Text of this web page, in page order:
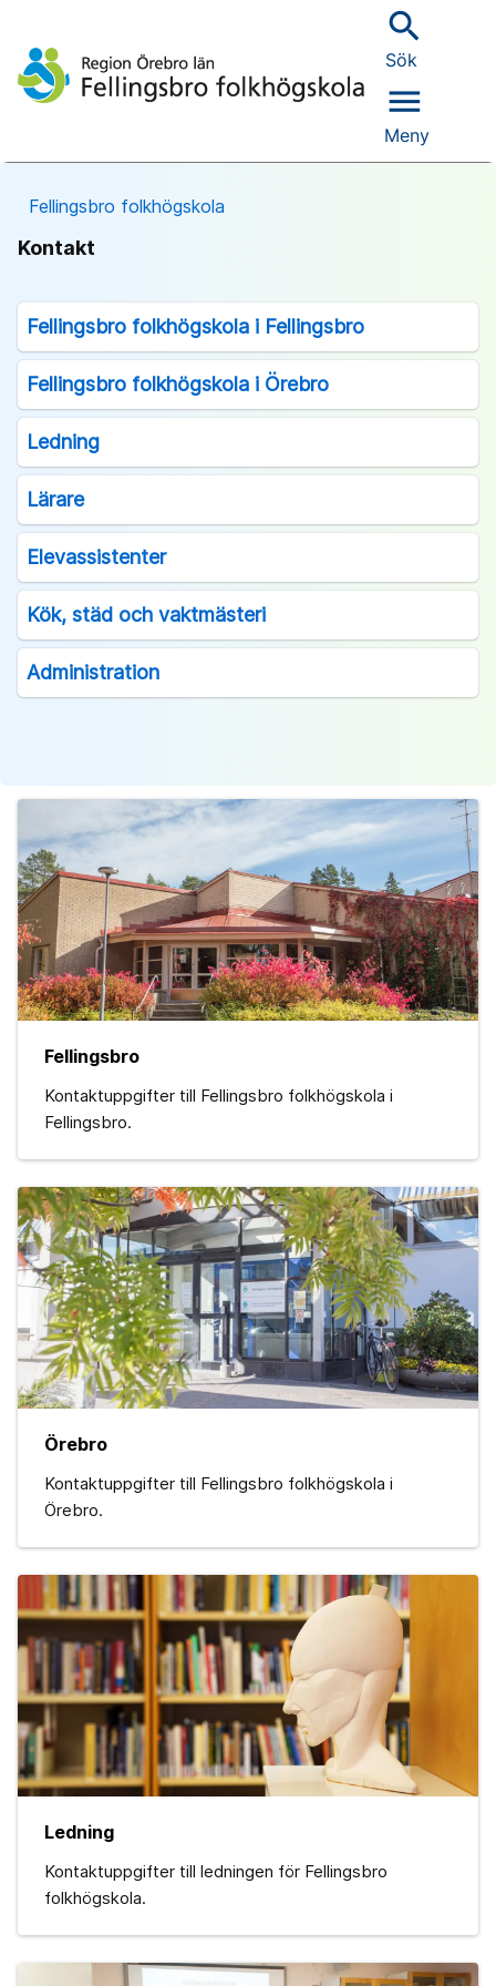
search
Sök
menu
Meny
Fellingsbro folkhögskola
Kontakt
Fellingsbro folkhögskola i Fellingsbro
Fellingsbro folkhögskola i Örebro
Ledning
Lärare
Elevassistenter
Kök, städ och vaktmästeri
Administration
Fellingsbro
Kontaktuppgifter till Fellingsbro folkhögskola i
Fellingsbro.
Örebro
Kontaktuppgifter till Fellingsbro folkhögskola i
Örebro.
Ledning
Kontaktuppgifter till ledningen för Fellingsbro
folkhögskola.